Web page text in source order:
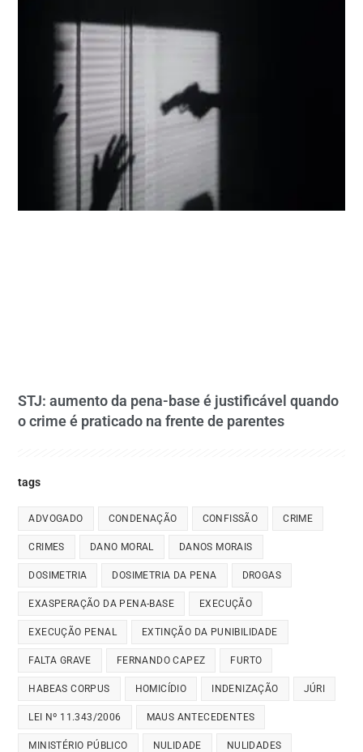
STJ: aumento da pena-base é justificável quando
o crime é praticado na frente de parentes
tags
ADVOGADO CONDENAÇÃO CONFISSÃO CRIME
CRIMES DANO MORAL DANOS MORAIS
DOSIMETRIA DOSIMETRIA DA PENA DROGAS
EXASPERAÇÃO DA PENA-BASE EXECUÇÃO
EXECUÇÃO PENAL EXTINÇÃO DA PUNIBILIDADE
FALTA GRAVE FERNANDO CAPEZ FURTO
HABEAS CORPUS HOMICÍDIO INDENIZAÇÃO JÚRI
LEI Nº 11.343/2006 MAUS ANTECEDENTES
MINISTÉRIO PÚBLICO NULIDADE NULIDADES